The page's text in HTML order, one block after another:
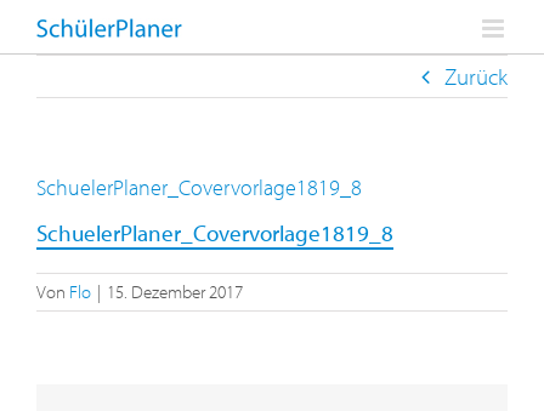
Zum
Inhalt
Zurück
SchuelerPlaner_Covervorlage1819_8
SchuelerPlaner_Covervorlage1819_8
Von Flo | 15. Dezember 2017